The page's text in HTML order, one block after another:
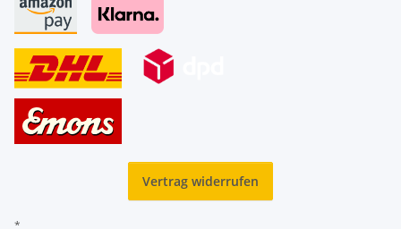
Vertrag widerrufen
*